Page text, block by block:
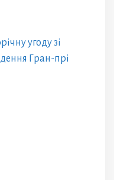
угоду зі
Гран-прі